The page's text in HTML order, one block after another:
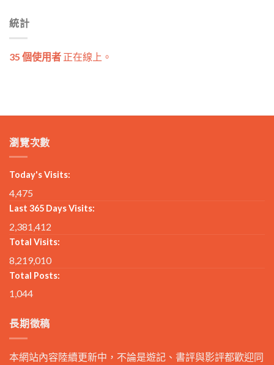
統計
35 個使用者 正在線上。
瀏覽次數
Today's Visits:
4,475
Last 365 Days Visits:
2,381,412
Total Visits:
8,219,010
Total Posts:
1,044
長期徵稿
本網站內容陸續更新中，不論是遊記、書評與影評都歡迎同